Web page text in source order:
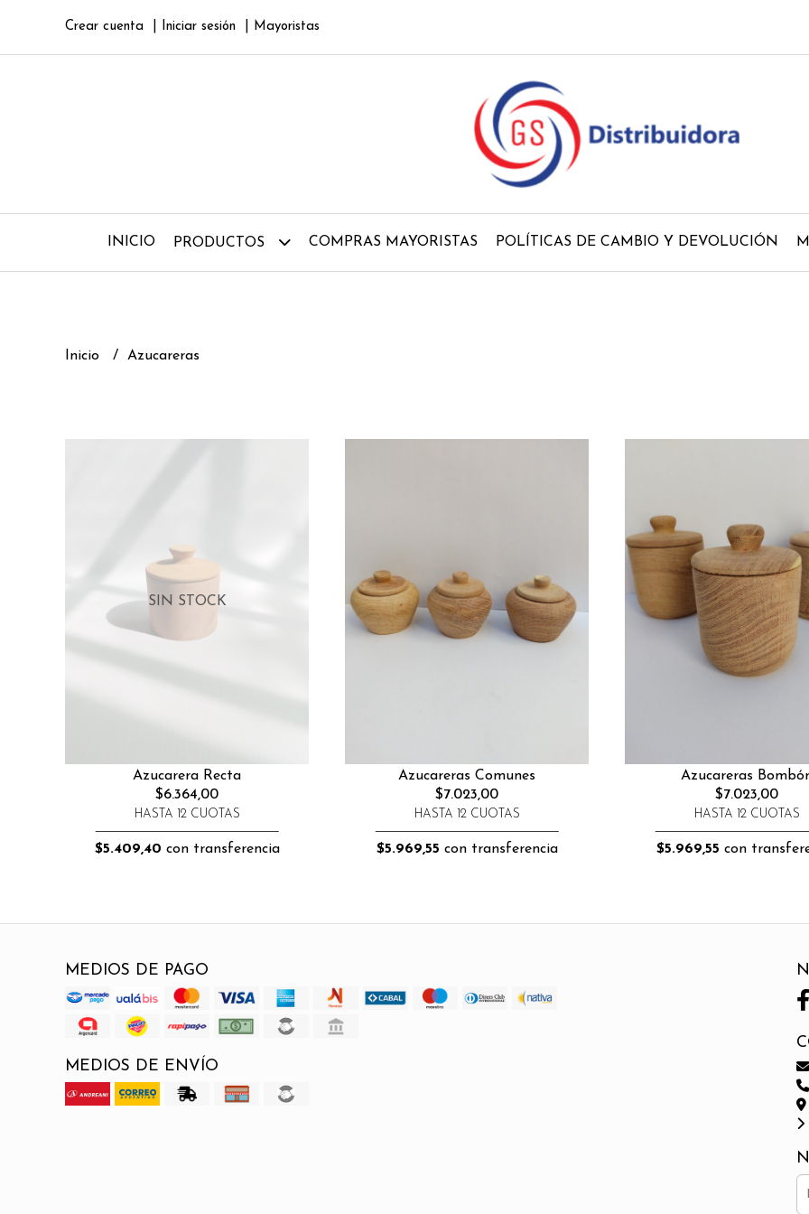
Crear cuenta Iniciar sesión Mayoristas
INICIO PRODUCTOS COMPRAS MAYORISTAS POLÍTICAS DE CAMBIO Y DEVOLUCIÓN
Inicio Azucareras
SIN STOCK
Azucarera Recta
$6.364,00
HASTA 12 CUOTAS
$5.409,40 con transferencia
Azucareras Comunes
$7.023,00
HASTA 12 CUOTAS
$5.969,55 con transferencia
Azucareras
$7.023,00
HASTA 12 CUOTAS
$5.969,55 con
MEDIOS DE PAGO
MEDIOS DE ENVÍO